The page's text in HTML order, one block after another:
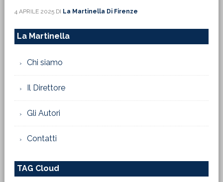
4 APRILE 2025DI La Martinella Di Firenze
La Martinella
Chi siamo
Il Direttore
Gli Autori
Contatti
TAG Cloud